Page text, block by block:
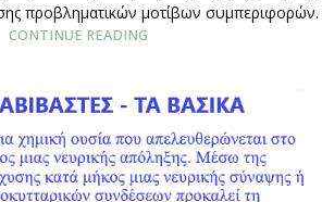
προβληματικών μοτίβων συμπεριφορών.
CONTINUE READING